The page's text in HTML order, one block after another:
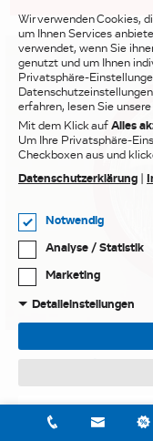
Bilux-
Wir verwenden Cookies,
um Ihnen Services
verwendet, wenn Sie
genutzt und um Ihnen
Privatsphäre-
erfahren, lesen Sie
Mit dem Klick aufAlles
Um Ihre Privatsphäre-
Checkboxen aus und
Datenschutzerklärung
Notwendig
Analyse / Statistik
Marketing
Detaileinstellungen